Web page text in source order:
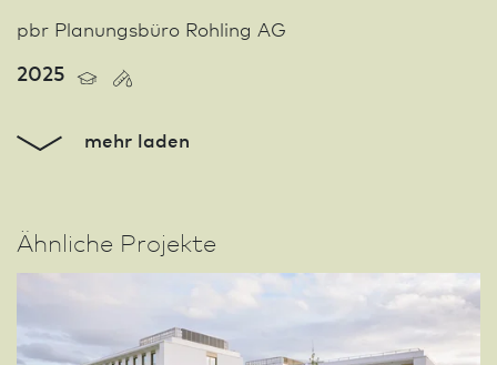
pbr Planungsbüro Rohling AG
2025
mehr laden
Ähnliche Projekte